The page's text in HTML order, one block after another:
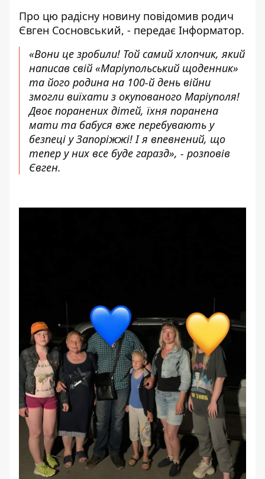
Про цю радісну новину повідомив родич
Євген Сосновський, - передає Інформатор.
«Вони це зробили! Той самий хлопчик, який
написав свій «Маріупольський щоденник»
та його родина на 100-й день війни
змогли виїхати з окупованого Маріуполя!
Двоє поранених дітей, їхня поранена
мати та бабуся вже перебувають у
безпеці у Запоріжжі! І я впевнений, що
тепер у них все буде гаразд», - розповів
Євген.